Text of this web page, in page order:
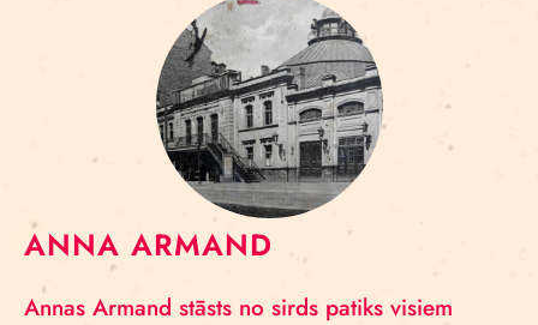
ANNA ARMAND
Annas Armand stāsts no sirds patiks visiem